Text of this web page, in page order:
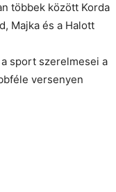
többek között Korda
Majka és a Halott
sport szerelmesei a
versenyen